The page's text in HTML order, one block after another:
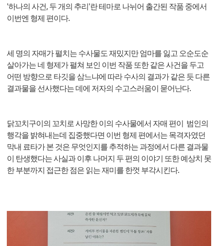
'하나의 사건, 두 개의 추리'란 테마로 나뉘어 출간된 작품 중에서
이번엔 형제 편이다.
세 명의 자매가 펼치는 수사물도 재밌지만 엄마를 잃고 오순도순
살아가는 네 형제가 펼쳐 보인 이번 작품 또한 같은 사건을 두고
어떤 방향으로 타깃을 삼느냐에 따라 수사의 결과가 같은 듯 다른
결과물을 선사했다는 데에 저자의 수고스러움이 묻어난다.
닭꼬치구이의 꼬치로 사망한 이의 수사물에서 자매 편이 범인의
행각을 밝혀내는데 집중했다면 이번 형제 편에서는 목격자였던
막내 료타가 본 것은 무엇인지를 추적하는 과정에서 다른 결과물
이 탄생했다는 사실과 이후 나머지 두 편의 이야기 또한 예상치 못
한 부분까지 접근한 점은 읽는 재미를 한껏 부각시킨다.